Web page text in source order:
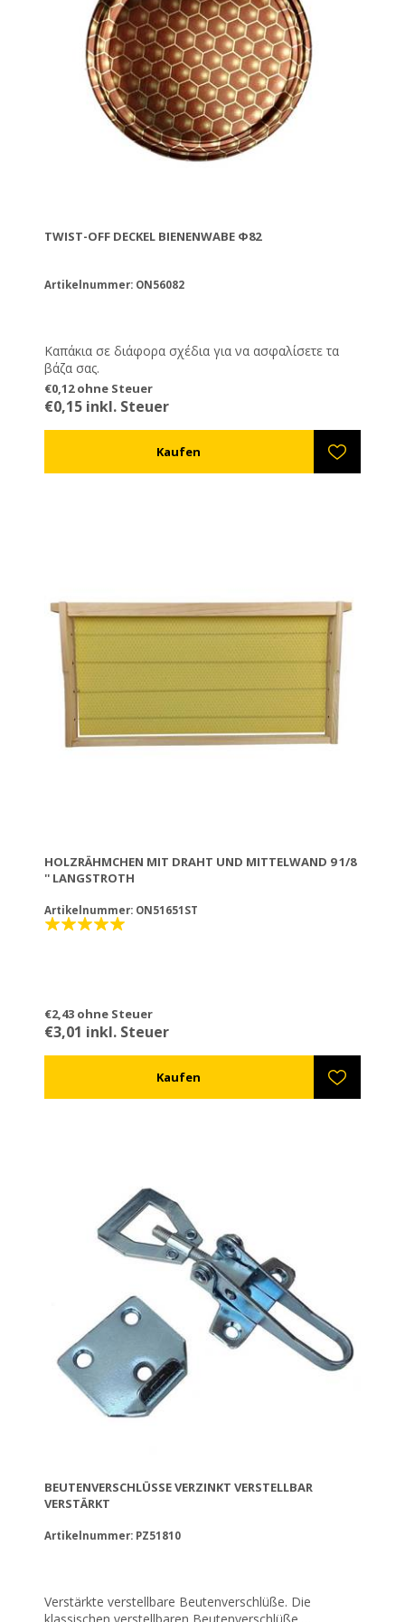
TWIST-OFF DECKEL BIENENWABE Φ82
Artikelnummer: ON56082
Καπάκια σε διάφορα σχέδια για να ασφαλίσετε τα
βάζα σας.
€0,12 ohne Steuer
€0,15 inkl. Steuer
HOLZRÄHMCHEN MIT DRAHT UND MITTELWAND 9 1/8
'' LANGSTROTH
Artikelnummer: ON51651ST
€2,43 ohne Steuer
€3,01 inkl. Steuer
BEUTENVERSCHLÜSSE VERZINKT VERSTELLBAR V
ERSTÄRKT
Artikelnummer: PZ51810
Verstärkte verstellbare Beutenverschlüße. Die